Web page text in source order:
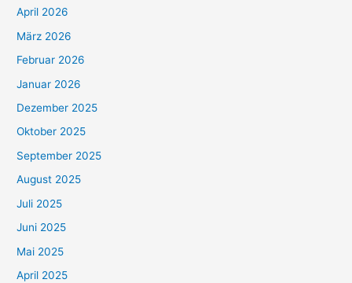
April 2026
März 2026
Februar 2026
Januar 2026
Dezember 2025
Oktober 2025
September 2025
August 2025
Juli 2025
Juni 2025
Mai 2025
April 2025